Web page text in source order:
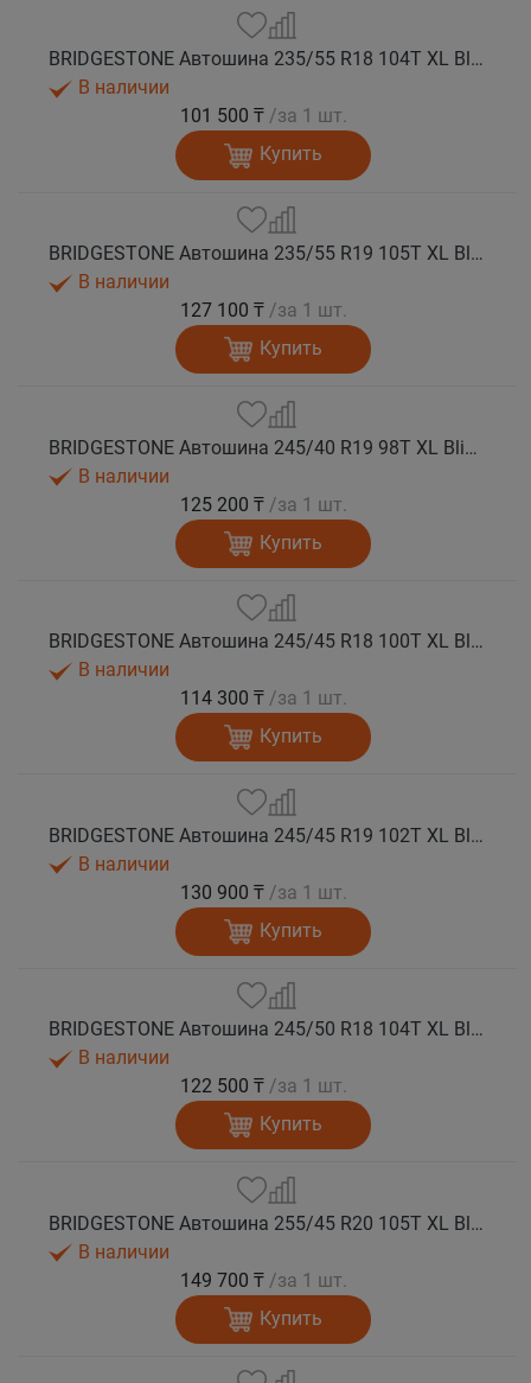
BRIDGESTONE Автошина 235/55 R18 104T XL Blizzak SPIKE 3 шип.
В наличии
101 500 ₸ /за 1 шт.
Купить
BRIDGESTONE Автошина 235/55 R19 105T XL Blizzak SPIKE 3 шип.
В наличии
127 100 ₸ /за 1 шт.
Купить
BRIDGESTONE Автошина 245/40 R19 98T XL Blizzak SPIKE 3 шип.
В наличии
125 200 ₸ /за 1 шт.
Купить
BRIDGESTONE Автошина 245/45 R18 100T XL Blizzak SPIKE 3 шип.
В наличии
114 300 ₸ /за 1 шт.
Купить
BRIDGESTONE Автошина 245/45 R19 102T XL Blizzak SPIKE 3 шип.
В наличии
130 900 ₸ /за 1 шт.
Купить
BRIDGESTONE Автошина 245/50 R18 104T XL Blizzak SPIKE 3 шип.
В наличии
122 500 ₸ /за 1 шт.
Купить
BRIDGESTONE Автошина 255/45 R20 105T XL Blizzak SPIKE 3 шип.
В наличии
149 700 ₸ /за 1 шт.
Купить